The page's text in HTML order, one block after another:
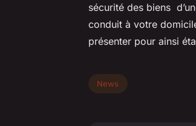
sécurité des biens
conduit à votre
présenter pour ainsi
News